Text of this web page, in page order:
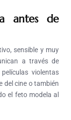
antes de
sensible y muy
a través de
violentas
del cine o también
el feto modela al